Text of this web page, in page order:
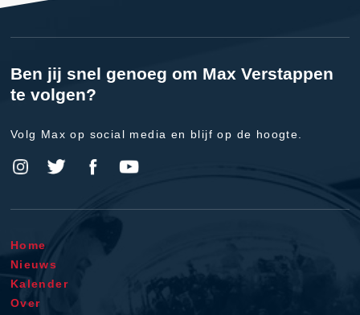
Ben jij snel genoeg om Max Verstappen
te volgen?
Volg Max op social media en blijf op de hoogte.
Home
Nieuws
Kalender
Over